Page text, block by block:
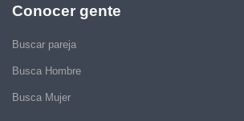
Conocer gente
Buscar pareja
Busca Hombre
Busca Mujer